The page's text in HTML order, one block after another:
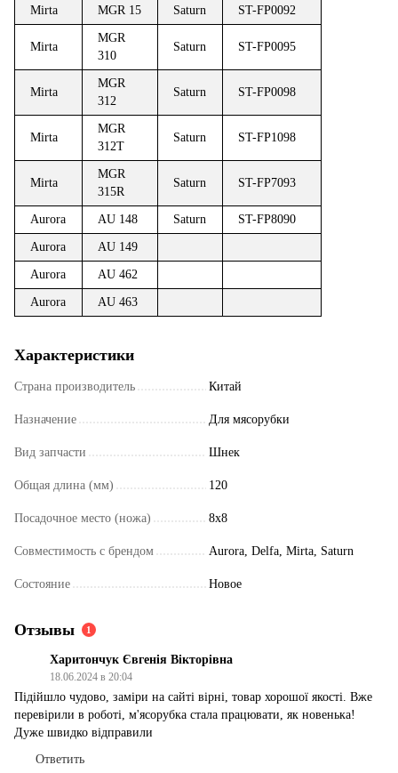
Mirta MGR 15 Saturn ST-FP0092
Mirta
MGR
310
Saturn ST-FP0095
Mirta
MGR
312
Saturn ST-FP0098
Mirta
MGR
312T
Saturn ST-FP1098
Mirta
MGR
315R
Saturn ST-FP7093
Aurora AU 148 Saturn ST-FP8090
Aurora AU 149
Aurora AU 462
Aurora AU 463
Характеристики
Страна производитель Китай
Назначение Для мясорубки
Вид запчасти Шнек
Общая длина (мм) 120
Посадочное место (ножа) 8x8
Совместимость с брендом Aurora, Delfa, Mirta, Saturn
Состояние Новое
Отзывы 1
Харитончук Євгенія Вікторівна
18.06.2024 в 20:04
Підійшло чудово, заміри на сайті вірні, товар хорошої якості. Вже
перевірили в роботі, м'ясорубка стала працювати, як новенька!
Дуже швидко відправили
Ответить